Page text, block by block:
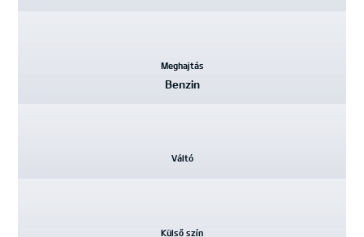
Meghajtás
Benzin
Váltó
Külső szín